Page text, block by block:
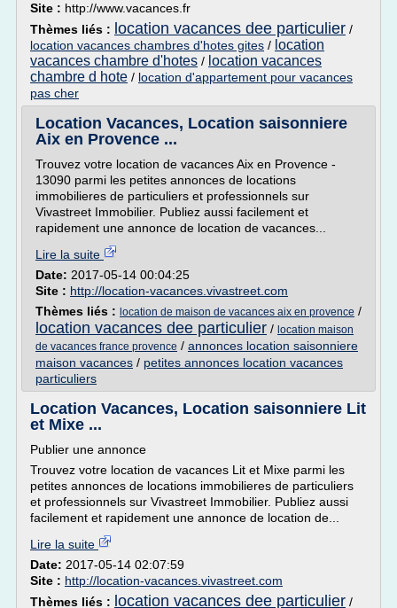
Site : http://www.vacances.fr
Thèmes liés : location vacances dee particulier /
location vacances chambres d'hotes gites / location
vacances chambre d'hotes / location vacances
chambre d hote / location d'appartement pour vacances
pas cher
Location Vacances, Location saisonniere
Aix en Provence ...
Trouvez votre location de vacances Aix en Provence -
13090 parmi les petites annonces de locations
immobilieres de particuliers et professionnels sur
Vivastreet Immobilier. Publiez aussi facilement et
rapidement une annonce de location de vacances...
Lire la suite
Date: 2017-05-14 00:04:25
Site : http://location-vacances.vivastreet.com
Thèmes liés : location de maison de vacances aix en provence /
location vacances dee particulier / location maison
de vacances france provence / annonces location saisonniere
maison vacances / petites annonces location vacances
particuliers
Location Vacances, Location saisonniere Lit
et Mixe ...
Publier une annonce
Trouvez votre location de vacances Lit et Mixe parmi les
petites annonces de locations immobilieres de particuliers
et professionnels sur Vivastreet Immobilier. Publiez aussi
facilement et rapidement une annonce de location de...
Lire la suite
Date: 2017-05-14 02:07:59
Site : http://location-vacances.vivastreet.com
Thèmes liés : location vacances dee particulier /